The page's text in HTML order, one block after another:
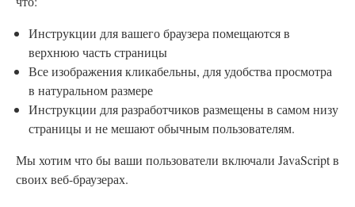
Инструкции для вашего браузера помещаются в
верхнюю часть страницы
Все изображения кликабельны, для удобства просмотра
в натуральном размере
Инструкции для разработчиков размещены в самом низу
страницы и не мешают обычным пользователям.
Мы хотим что бы ваши пользователи включали JavaScript в
своих веб-браузерах.